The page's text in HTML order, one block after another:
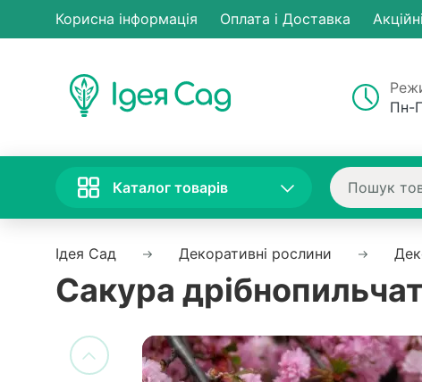
Корисна інформація Оплата і Доставка
Пн-
Каталог товарів
Ідея Сад Декоративні рослини
Сакура